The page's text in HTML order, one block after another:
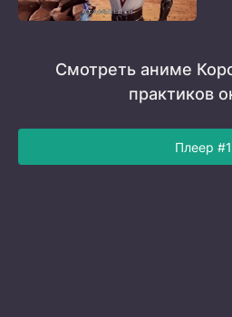
Смотреть аниме
практиков
Плеер #1